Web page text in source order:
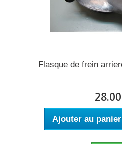
Flasque de frein
Ajouter au panier